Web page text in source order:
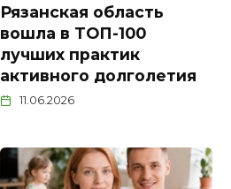
Рязанская область
вошла в ТОП-100
лучших практик
активного долголетия
11.06.2026